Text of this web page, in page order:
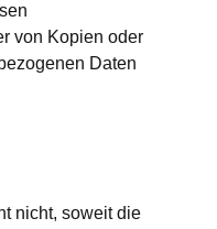
von Kopien oder
Daten
nicht, soweit die